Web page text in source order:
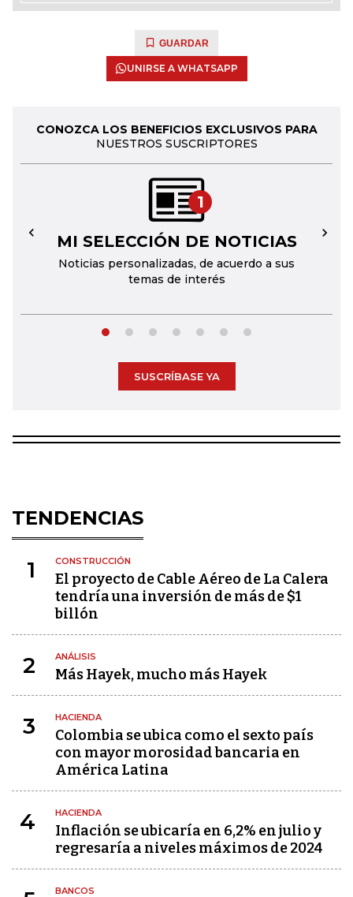
GUARDAR
UNIRSE A WHATSAPP
CONOZCA LOS BENEFICIOS EXCLUSIVOS PARA
NUESTROS SUSCRIPTORES
1
MI SELECCIÓN DE NOTICIAS
Noticias personalizadas, de acuerdo a sus
temas de interés
← →
SUSCRÍBASE YA
TENDENCIAS
1 CONSTRUCCIÓN
El proyecto de Cable Aéreo de La Calera
tendría una inversión de más de $1
billón
2 ANÁLISIS
Más Hayek, mucho más Hayek
3 HACIENDA
Colombia se ubica como el sexto país
con mayor morosidad bancaria en
América Latina
4 HACIENDA
Inflación se ubicaría en 6,2% en julio y
regresaría a niveles máximos de 2024
BANCOS